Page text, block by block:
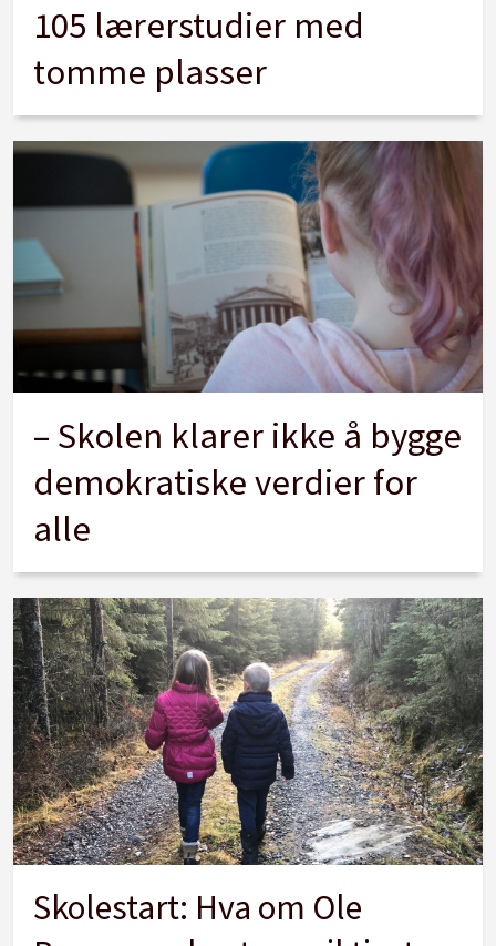
105 lærerstudier med
tomme plasser
– Skolen klarer ikke å bygge
demokratiske verdier for
alle
Skolestart: Hva om Ole